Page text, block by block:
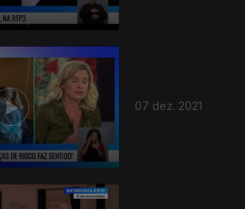
07 dez. 2021